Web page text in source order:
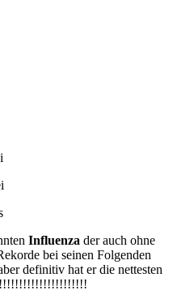
Influenza der auch ohne
bei seinen Folgenden
definitiv hat er die nettesten